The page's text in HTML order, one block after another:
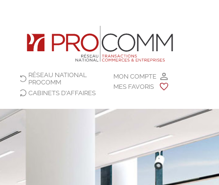
MON COMPTE
MES FAVORIS
RÉSEAU NATIONAL
PROCOMM
CABINETS D'AFFAIRES